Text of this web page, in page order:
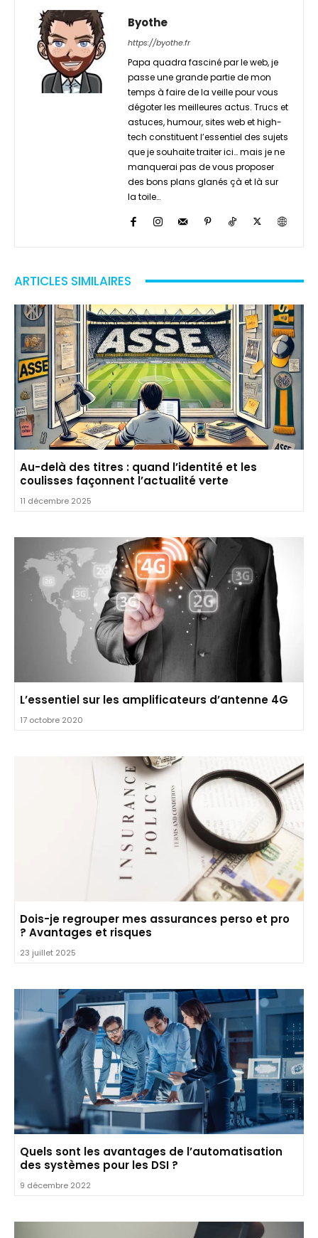
Byothe
https://byothe.fr
Papa quadra fasciné par le web, je
passe une grande partie de mon
temps à faire de la veille pour vous
dégoter les meilleures actus. Trucs et
astuces, humour, sites web et high-
tech constituent l’essentiel des sujets
que je souhaite traiter ici… mais je ne
manquerai pas de vous proposer
des bons plans glanés çà et là sur
la toile…
ARTICLES SIMILAIRES
Au-delà des titres : quand l’identité et les
coulisses façonnent l’actualité verte
11 décembre 2025
L’essentiel sur les amplificateurs d’antenne 4G
17 octobre 2020
Dois-je regrouper mes assurances perso et pro
? Avantages et risques
23 juillet 2025
Quels sont les avantages de l’automatisation
des systèmes pour les DSI ?
9 décembre 2022